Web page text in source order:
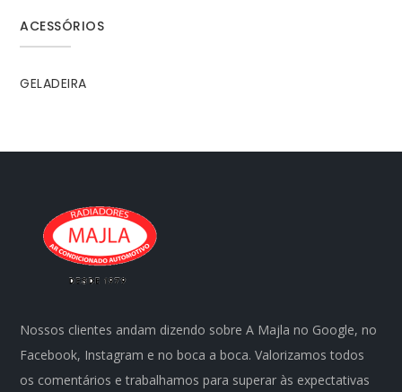
ACESSÓRIOS
GELADEIRA
Nossos clientes andam dizendo sobre A Majla no Google, no
Facebook, Instagram e no boca a boca. Valorizamos todos
os comentários e trabalhamos para superar às expectativas